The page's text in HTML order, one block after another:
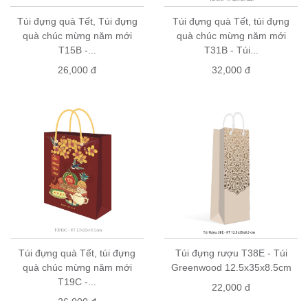
Túi đựng quà Tết, Túi đựng
quà chúc mừng năm mới
T15B -...
26,000 đ
Túi đựng quà Tết, túi đựng
quà chúc mừng năm mới
T31B - Túi...
32,000 đ
Túi đựng quà Tết, túi đựng
quà chúc mừng năm mới
T19C -...
Túi đựng rượu T38E - Túi
Greenwood 12.5x35x8.5cm
22,000 đ